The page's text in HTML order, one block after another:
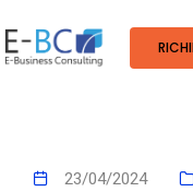
23/04/2024